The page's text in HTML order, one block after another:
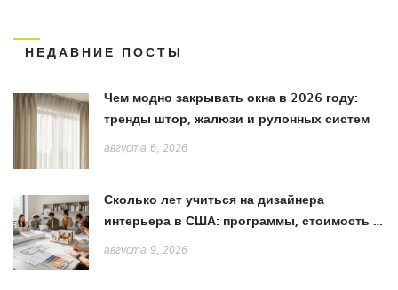
НЕДАВНИЕ ПОСТЫ
Чем модно закрывать окна в 2026 году:
тренды штор, жалюзи и рулонных систем
августа 6, 2026
Сколько лет учиться на дизайнера
интерьера в США: программы, стоимость и
путь к карьере
августа 9, 2026